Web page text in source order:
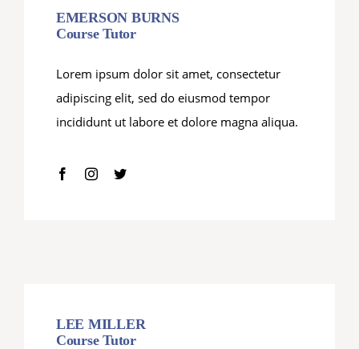
EMERSON BURNS
Course Tutor
Lorem ipsum dolor sit amet, consectetur
adipiscing elit, sed do eiusmod tempor
incididunt ut labore et dolore magna aliqua.
LEE MILLER
Course Tutor